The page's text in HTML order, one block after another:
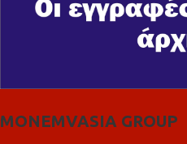
MONEMVASIA GROUP